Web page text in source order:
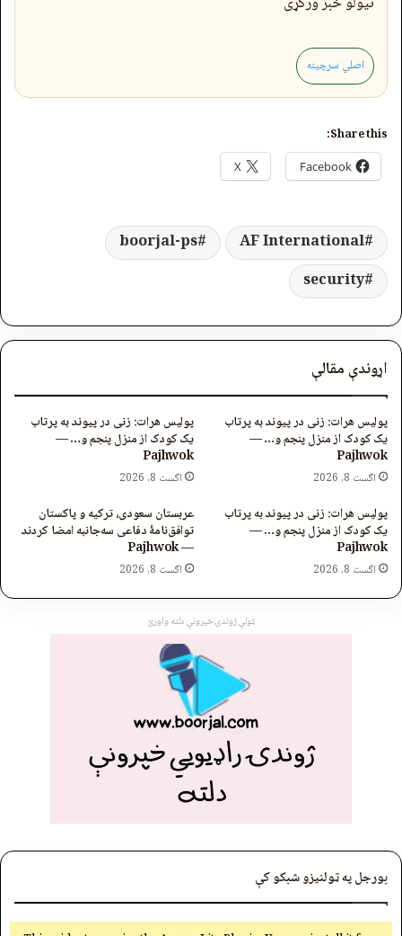
اصلي سرچینه
Share this:
Facebook
X
AF International
boorjal-ps
security
اړوندې مقالې
پولیس هرات: زنی در پیوند به پرتاب
یک کودک از منزل پنجم و… —
Pajhwok
اگست 8, 2026
پولیس هرات: زنی در پیوند به پرتاب
یک کودک از منزل پنجم و… —
Pajhwok
اگست 8, 2026
پولیس هرات: زنی در پیوند به پرتاب
یک کودک از منزل پنجم و… —
Pajhwok
اگست 8, 2026
عربستان سعودی، ترکیه و پاکستان
توافق‌نامۀ دفاعی سه‌جانبه امضا کردند
— Pajhwok
اگست 8, 2026
ټولې ژوندۍ خپرونې دلته واورئ
بورجل په ټولنیزو شبکو کې